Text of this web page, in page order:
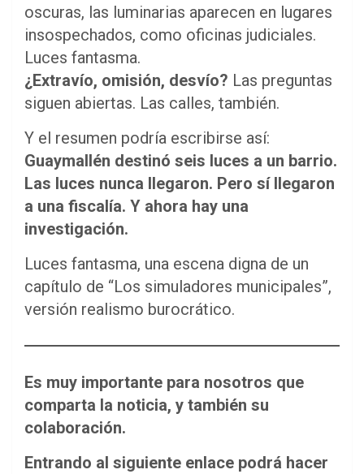
oscuras, las luminarias aparecen en lugares
insospechados, como oficinas judiciales.
Luces fantasma.
¿Extravío, omisión, desvío? Las preguntas
siguen abiertas. Las calles, también.
Y el resumen podría escribirse así:
Guaymallén destinó seis luces a un barrio.
Las luces nunca llegaron. Pero sí llegaron
a una fiscalía. Y ahora hay una
investigación.
Luces fantasma, una escena digna de un
capítulo de “Los simuladores municipales”,
versión realismo burocrático.
Es muy importante para nosotros que
comparta la noticia, y también su
colaboración.
Entrando al siguiente enlace podrá hacer